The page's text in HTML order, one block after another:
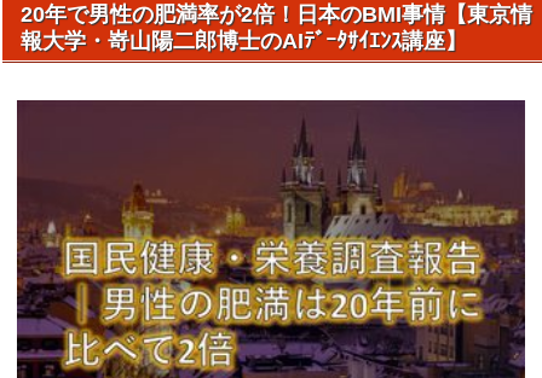
20年で男性の肥満率が2倍！日本のBMI事情【東京情
報大学・嵜山陽二郎博士のAIﾃﾞｰﾀｻｲｴﾝｽ講座】